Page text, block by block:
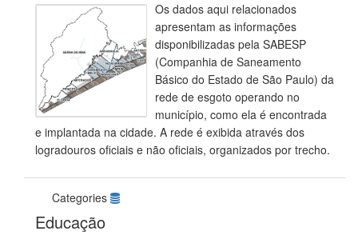
Os dados aqui relacionados
apresentam as informações
disponibilizadas pela SABESP
(Companhia de Saneamento
Básico do Estado de São Paulo) da
rede de esgoto operando no
município, como ela é encontrada
e implantada na cidade. A rede é exibida através dos
logradouros oficiais e não oficiais, organizados por trecho.
Categories
Educação